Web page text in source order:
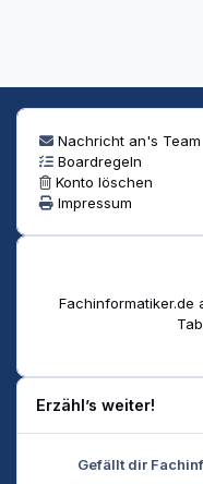
Nachricht an's Team
Boardregeln
Konto löschen
Impressum
Fachinformatiker.de
Erzähl’s weiter!
Gefällt dir